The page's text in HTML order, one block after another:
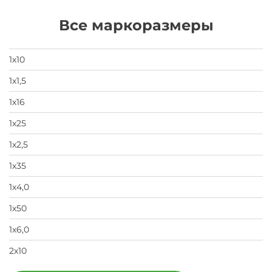
на
завод
Все маркоразмеры
1х10
1х1,5
1х16
1х25
1х2,5
1х35
1х4,0
1х50
1х6,0
2х10